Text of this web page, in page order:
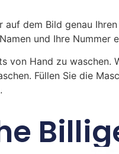
dem Bild genau
und Ihre Nummer
von Hand zu waschen.
Füllen Sie die